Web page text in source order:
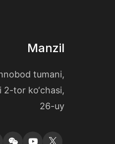
Manzil
tumani,
2-tor ko‘chasi,
26-uy